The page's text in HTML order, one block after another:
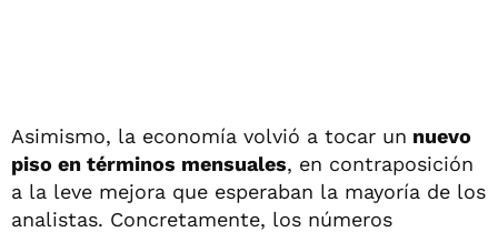
Asimismo, la economía volvió a tocar un nuevo
piso en términos mensuales, en contraposición
a la leve mejora que esperaban la mayoría de los
analistas. Concretamente, los números